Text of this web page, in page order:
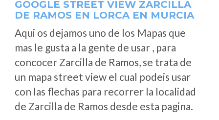
GOOGLE STREET VIEW ZARCILLA
DE RAMOS EN LORCA EN MURCIA
Aqui os dejamos uno de los Mapas que
mas le gusta a la gente de usar , para
concocer Zarcilla de Ramos, se trata de
un mapa street view el cual podeis usar
con las flechas para recorrer la localidad
de Zarcilla de Ramos desde esta pagina.